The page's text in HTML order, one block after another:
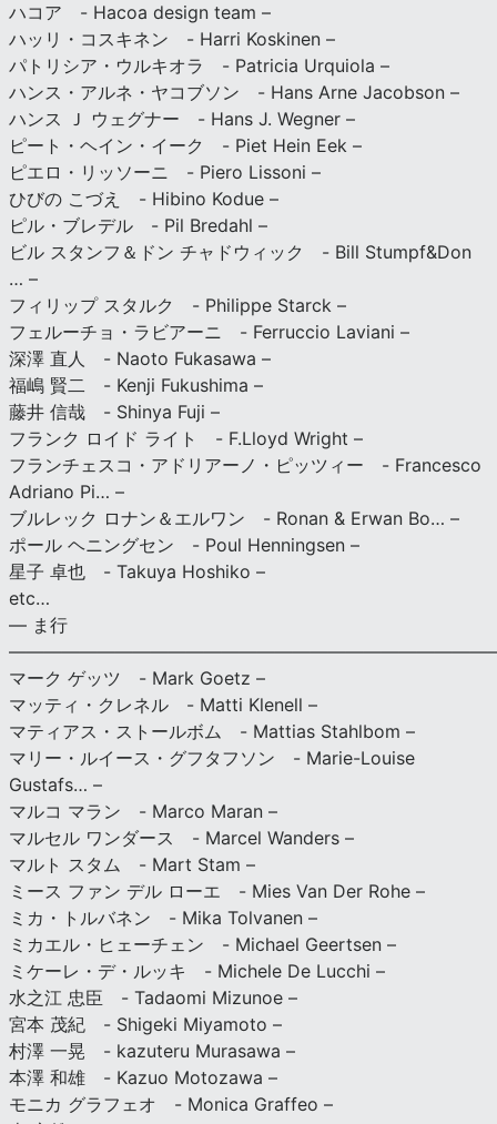
ハコア - Hacoa design team –
ハッリ・コスキネン - Harri Koskinen –
パトリシア・ウルキオラ - Patricia Urquiola –
ハンス・アルネ・ヤコブソン - Hans Arne Jacobson –
ハンス Ｊ ウェグナー - Hans J. Wegner –
ピート・ヘイン・イーク - Piet Hein Eek –
ピエロ・リッソーニ - Piero Lissoni –
ひびの こづえ - Hibino Kodue –
ピル・ブレデル - Pil Bredahl –
ビル スタンフ＆ドン チャドウィック - Bill Stumpf&Don
… –
フィリップ スタルク - Philippe Starck –
フェルーチョ・ラビアーニ - Ferruccio Laviani –
深澤 直人 - Naoto Fukasawa –
福嶋 賢二 - Kenji Fukushima –
藤井 信哉 - Shinya Fuji –
フランク ロイド ライト - F.Lloyd Wright –
フランチェスコ・アドリアーノ・ピッツィー - Francesco
Adriano Pi… –
ブルレック ロナン＆エルワン - Ronan & Erwan Bo… –
ポール ヘニングセン - Poul Henningsen –
星子 卓也 - Takuya Hoshiko –
etc…
— ま行
マーク ゲッツ - Mark Goetz –
マッティ・クレネル - Matti Klenell –
マティアス・ストールボム - Mattias Stahlbom –
マリー・ルイース・グフタフソン - Marie-Louise
Gustafs… –
マルコ マラン - Marco Maran –
マルセル ワンダース - Marcel Wanders –
マルト スタム - Mart Stam –
ミース ファン デル ローエ - Mies Van Der Rohe –
ミカ・トルバネン - Mika Tolvanen –
ミカエル・ヒェーチェン - Michael Geertsen –
ミケーレ・デ・ルッキ - Michele De Lucchi –
水之江 忠臣 - Tadaomi Mizunoe –
宮本 茂紀 - Shigeki Miyamoto –
村澤 一晃 - kazuteru Murasawa –
本澤 和雄 - Kazuo Motozawa –
モニカ グラフェオ - Monica Graffeo –